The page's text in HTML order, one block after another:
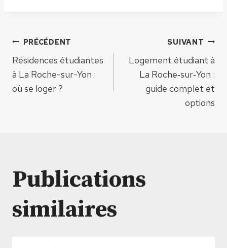
Navigation
de
PRÉCÉDENT
Résidences étudiantes
à La Roche-sur-Yon :
où se loger ?
SUIVANT
Logement étudiant à
La Roche‑sur‑Yon :
guide complet et
options
Publications
similaires